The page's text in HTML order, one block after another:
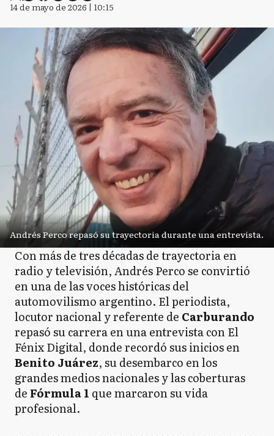
14 de mayo de 2026 | 10:15
Andrés Perco repasó su trayectoria durante una entrevista.
Con más de tres décadas de trayectoria en
radio y televisión, Andrés Perco se convirtió
en una de las voces históricas del
automovilismo argentino. El periodista,
locutor nacional y referente de Carburando
repasó su carrera en una entrevista con El
Fénix Digital, donde recordó sus inicios en
Benito Juárez, su desembarco en los
grandes medios nacionales y las coberturas
de Fórmula 1 que marcaron su vida
profesional.